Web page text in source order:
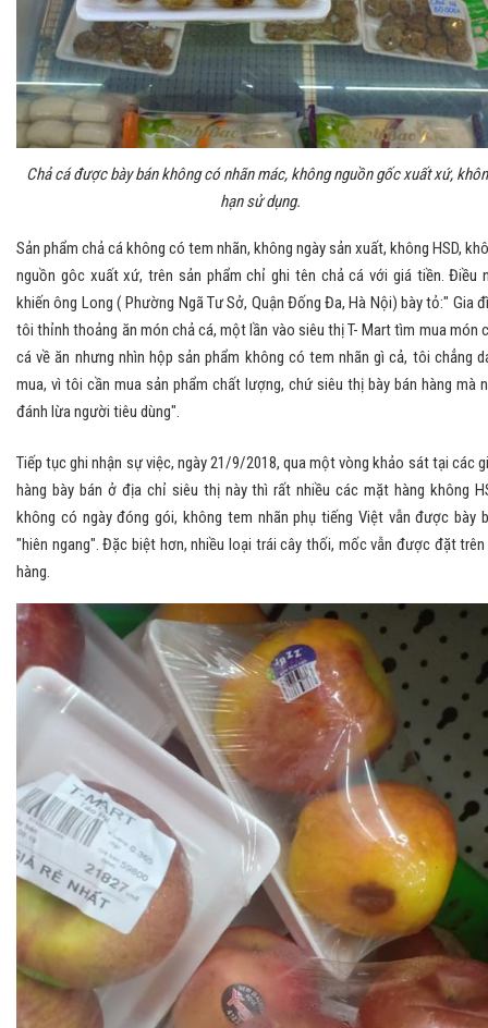
Chả cá được bày bán không có nhãn mác, không nguồn gốc xuất xứ,
hạn sử dụng.
Sản phẩm chả cá không có tem nhãn, không ngày sản xuất, không HSD,
nguồn gôc xuất xứ, trên sản phẩm chỉ ghi tên chả cá với giá tiền. Điều
khiến ông Long ( Phường Ngã Tư Sở, Quận Đống Đa, Hà Nội) bày tỏ:" Gia
tôi thỉnh thoảng ăn món chả cá, một lần vào siêu thị T- Mart tìm mua món
cá về ăn nhưng nhìn hộp sản phẩm không có tem nhãn gì cả, tôi chẳng
mua, vì tôi cần mua sản phẩm chất lượng, chứ siêu thị bày bán hàng mà
đánh lừa người tiêu dùng".
Tiếp tục ghi nhận sự việc, ngày 21/9/2018, qua một vòng khảo sát tại các
hàng bày bán ở địa chỉ siêu thị này thì rất nhiều các mặt hàng không
không có ngày đóng gói, không tem nhãn phụ tiếng Việt vẫn được bày
"hiên ngang". Đặc biệt hơn, nhiều loại trái cây thối, mốc vẫn được đặt
hàng.